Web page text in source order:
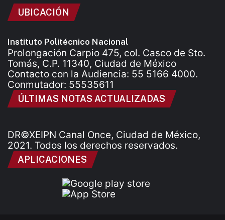
UBICACIÓN
Instituto Politécnico Nacional
Prolongación Carpio 475, col. Casco de Sto.
Tomás, C.P. 11340, Ciudad de México
Contacto con la Audiencia: 55 5166 4000.
Conmutador: 55535611
ÚLTIMAS NOTAS ACTUALIZADAS
DR©XEIPN Canal Once, Ciudad de México,
2021. Todos los derechos reservados.
APLICACIONES